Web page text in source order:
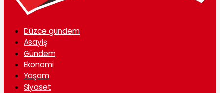
Düzce gündem
Asayiş
Gündem
Ekonomi
Yaşam
Siyaset